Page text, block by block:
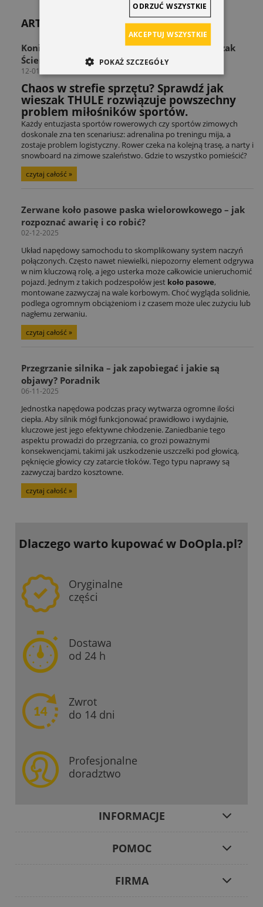
ARTYKUŁY
Koniec z zagraconą przestrzenią! Odkryj Wieszak
Ścienny THULE Wall Hanger
12-01-2026
Chaos w strefie sprzętu? Sprawdź jak
wieszak THULE rozwiązuje powszechny
problem miłośników sportów.
Każdy entuzjasta sportów rowerowych czy sportów zimowych
doskonale zna ten scenariusz: adrenalina po treningu mija, a
zostaje problem logistyczny. Rower czeka na kolejną trasę, a narty i
snowboard na zimowe szaleństwo. Gdzie to wszystko pomieścić?
czytaj całość »
Zerwane koło pasowe paska wielorowkowego – jak
rozpoznać awarię i co robić?
02-12-2025
Układ napędowy samochodu to skomplikowany system naczyń
połączonych. Często nawet niewielki, niepozorny element odgrywa
w nim kluczową rolę, a jego usterka może całkowicie unieruchomić
pojazd. Jednym z takich podzespołów jest koło pasowe,
montowane zazwyczaj na wale korbowym. Choć wygląda solidnie,
podlega ogromnym obciążeniom i z czasem może ulec zużyciu lub
nagłemu zerwaniu.
czytaj całość »
Przegrzanie silnika – jak zapobiegać i jakie są
objawy? Poradnik
06-11-2025
Jednostka napędowa podczas pracy wytwarza ogromne ilości
ciepła. Aby silnik mógł funkcjonować prawidłowo i wydajnie,
kluczowe jest jego efektywne chłodzenie. Zaniedbanie tego
aspektu prowadzi do przegrzania, co grozi poważnymi
konsekwencjami, takimi jak uszkodzenie uszczelki pod głowicą,
pęknięcie głowicy czy zatarcie tłoków. Tego typu naprawy są
zazwyczaj bardzo kosztowne.
czytaj całość »
Dlaczego warto kupowaćw DoOpla.pl?
Oryginalne
części
Dostawa
od 24 h
Zwrot
do 14 dni
Profesjonalne
doradztwo
INFORMACJE
POMOC
FIRMA
AKCEPTUJ WSZYSTKIE
ODRZUĆ WSZYSTKIE
POKAŻ SZCZEGÓŁY